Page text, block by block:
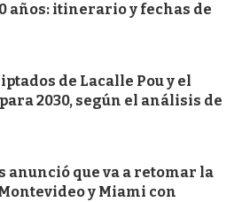
años: itinerario y fechas de
de Lacalle Pou y el
2030, según el análisis de
que va a retomar la
y Miami con